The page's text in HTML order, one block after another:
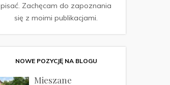
pisać. Zachęcam do zapoznania
się z moimi publikacjami.
NOWE POZYCJĘ NA BLOGU
Mieszane